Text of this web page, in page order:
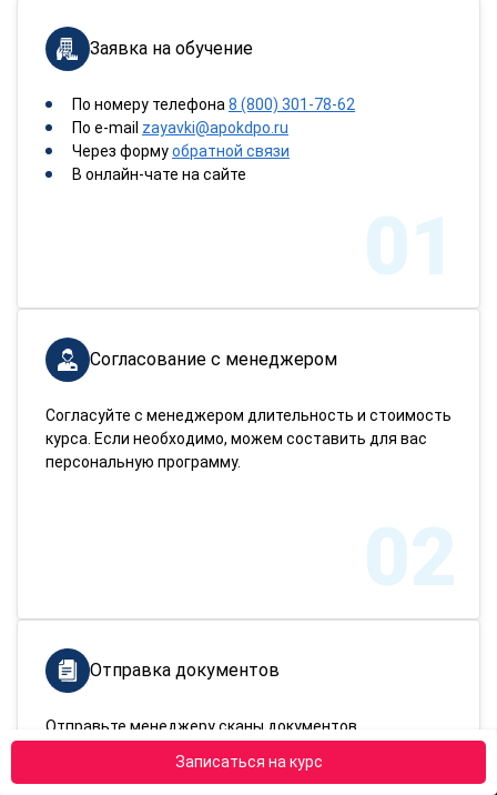
Записаться на курс
Заявка на обучение
По номеру телефона 8 (800) 301-78-62
По e-mail zayavki@apokdpo.ru
Через формуобратной связи
В онлайн-чате на сайте
01
Согласование с менеджером
Согласуйте с менеджером длительность и стоимость
курса. Если необходимо, можем составить для вас
персональную программу.
02
Отправка документов
Отправьте менеджеру сканы документов,